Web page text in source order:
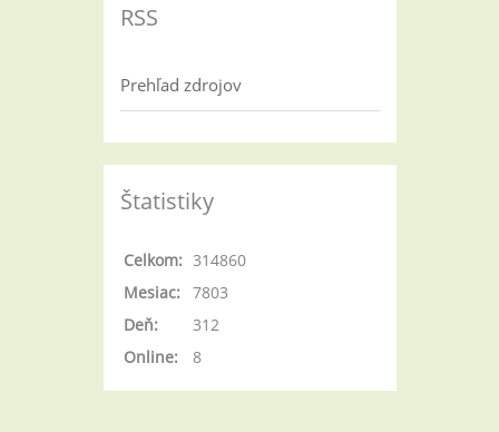
RSS
Prehľad zdrojov
Štatistiky
Online: 8
Celkom: 314860
Mesiac:
7803
Deň:
312